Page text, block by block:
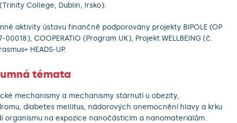
College, Dublin, Irsko).
aktivity ústavu finančně podporovány projekty BIPOLE (OP
00018), COOPERATIO (Program UK), Projekt WELLBEING (č.
HEADS-UP.
témata
mechanismy a mechanismy stárnutí u obezity,
diabetes mellitus, nádorových onemocnění hlavy a krku
organismu na expozice nanočásticím a nanomateriálům.